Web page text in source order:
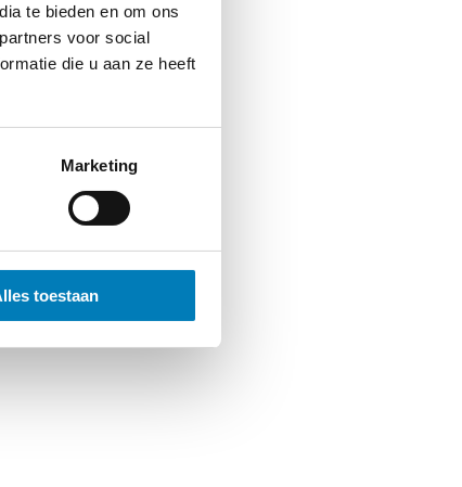
te bieden en om ons
voor social
die u aan ze heeft
Marketing
toestaan